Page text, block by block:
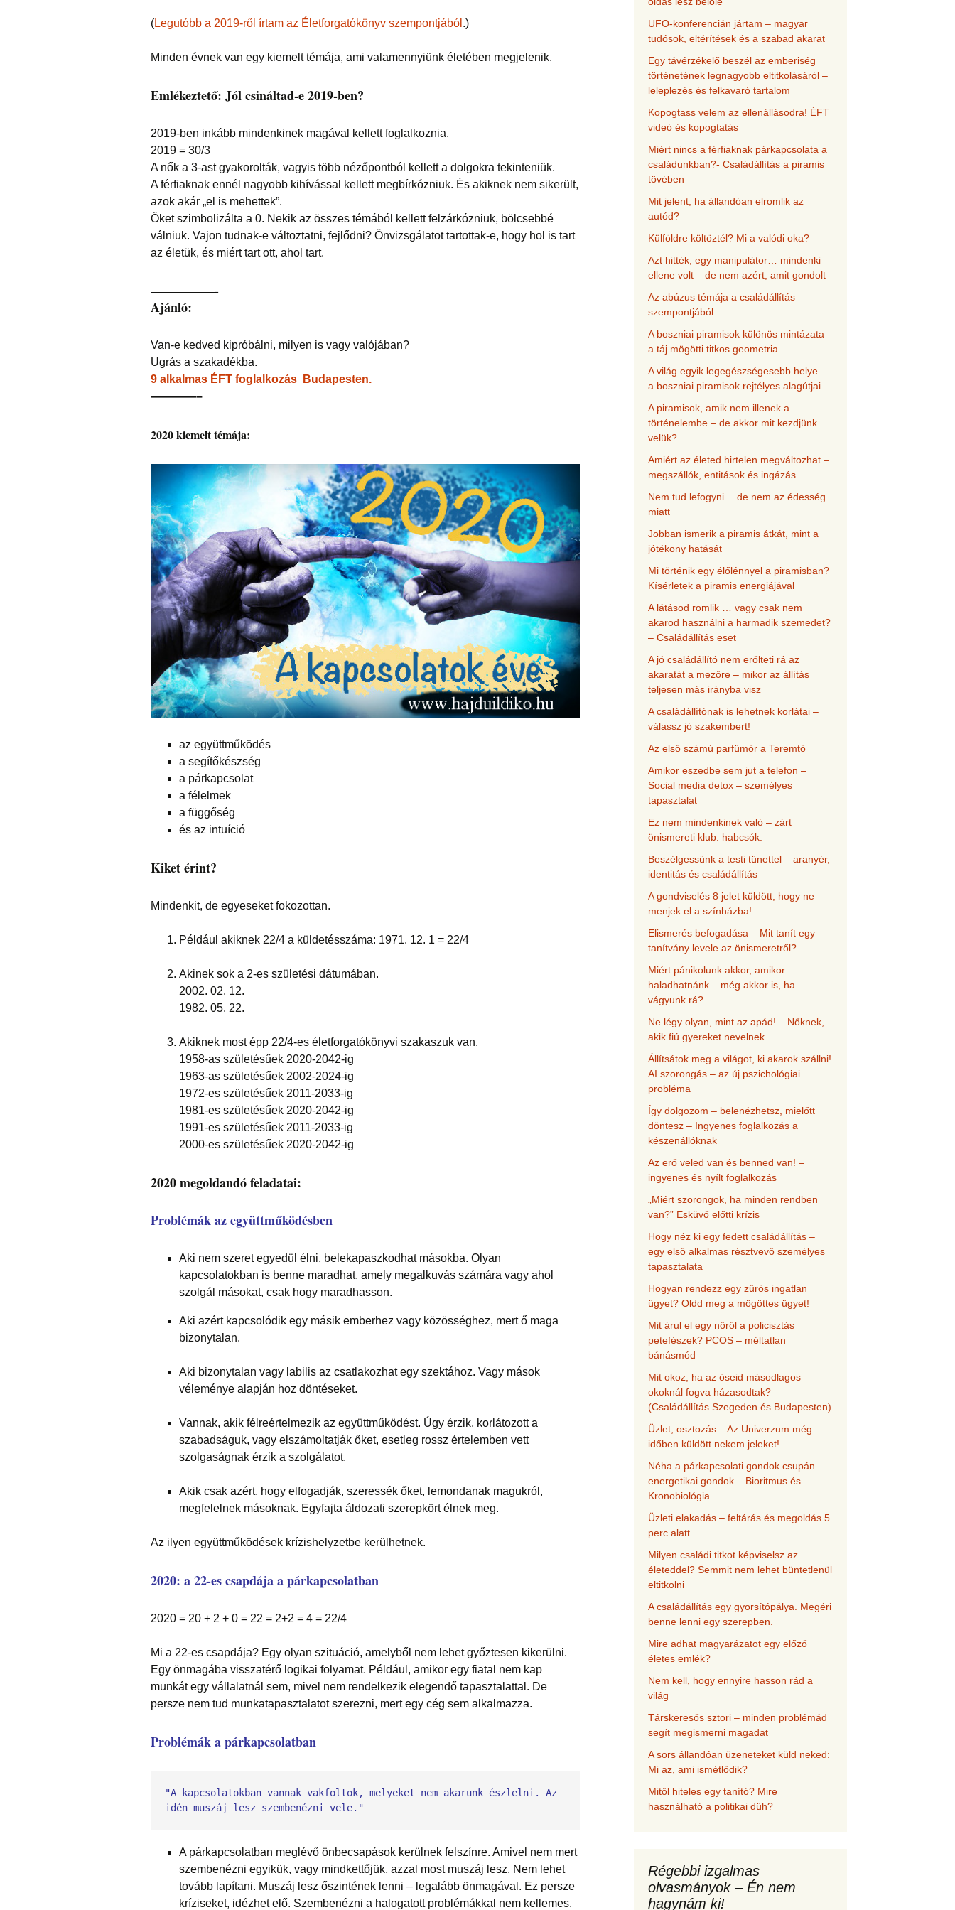
(Legutóbb a 2019-ről írtam az Életforgatókönyv szempontjából .)
Minden évnek van egy kiemelt témája, ami valamennyiünk életében megjelenik.
Emlékeztető: Jól csináltad-e 2019-ben?
2019-ben inkább mindenkinek magával kellett foglalkoznia.
2019 = 30/3
A nők a 3-ast gyakorolták, vagyis több nézőpontból kellett a dolgokra tekinteniük.
A férfiaknak ennél nagyobb kihívással kellett megbírkózniuk. És akiknek nem sikerült,
azok akár „el is mehettek”.
Őket szimbolizálta a 0. Nekik az összes témából kellett felzárkózniuk, bölcsebbé
válniuk. Vajon tudnak-e változtatni, fejlődni? Önvizsgálatot tartottak-e, hogy hol is tart
az életük, és miért tart ott, ahol tart.
—————-
Ajánló:
Van-e kedved kipróbálni, milyen is vagy valójában?
Ugrás a szakadékba.
9 alkalmas ÉFT foglalkozás Budapesten.
————–
2020 kiemelt témája:
az együttműködés
a segítőkészség
a párkapcsolat
a félelmek
a függőség
és az intuíció
Kiket érint?
Mindenkit, de egyeseket fokozottan.
Például akiknek 22/4 a küldetésszáma: 1971. 12. 1 = 22/4
Akinek sok a 2-es születési dátumában.
2002. 02. 12.
1982. 05. 22.
Akiknek most épp 22/4-es életforgatókönyvi szakaszuk van.
1958-as születésűek 2020-2042-ig
1963-as születésűek 2002-2024-ig
1972-es születésűek 2011-2033-ig
1981-es születésűek 2020-2042-ig
1991-es születésűek 2011-2033-ig
2000-es születésűek 2020-2042-ig
2020 megoldandó feladatai:
Problémák az együttműködésben
Aki nem szeret egyedül élni, belekapaszkodhat másokba. Olyan
kapcsolatokban is benne maradhat, amely megalkuvás számára vagy ahol
szolgál másokat, csak hogy maradhasson.
Aki azért kapcsolódik egy másik emberhez vagy közösséghez, mert ő maga
bizonytalan.
Aki bizonytalan vagy labilis az csatlakozhat egy szektához. Vagy mások
véleménye alapján hoz döntéseket.
Vannak, akik félreértelmezik az együttműködést. Úgy érzik, korlátozott a
szabadságuk, vagy elszámoltatják őket, esetleg rossz értelemben vett
szolgaságnak érzik a szolgálatot.
Akik csak azért, hogy elfogadják, szeressék őket, lemondanak magukról,
megfelelnek másoknak. Egyfajta áldozati szerepkört élnek meg.
Az ilyen együttműködések krízishelyzetbe kerülhetnek.
2020: a 22-es csapdája apárkapcsolatban
2020 = 20 + 2 + 0 = 22 = 2+2 = 4 = 22/4
Mi a 22-es csapdája? Egy olyan szituáció, amelyből nem lehet győztesen kikerülni.
Egy önmagába visszatérő logikai folyamat. Például, amikor egy fiatal nem kap
munkát egy vállalatnál sem, mivel nem rendelkezik elegendő tapasztalattal. De
persze nem tud munkatapasztalatot szerezni, mert egy cég sem alkalmazza.
Problémák a párkapcsolatban
"A kapcsolatokban vannak vakfoltok, melyeket nem akarunk észlelni. Az
idén muszáj lesz szembenézni vele."
A párkapcsolatban meglévő önbecsapások kerülnek felszínre. Amivel nem mert
szembenézni egyikük, vagy mindkettőjük, azzal most muszáj lesz. Nem lehet
tovább lapítani. Muszáj lesz őszintének lenni – legalább önmagával. Ez persze
kríziseket, idézhet elő. Szembenézni a halogatott problémákkal nem kellemes.
UFO-konferencián jártam – magyar
tudósok, eltérítések és a szabad akarat
Egy távérzékelő beszél az emberiség
történetének legnagyobb eltitkolásáról –
leleplezés és felkavaró tartalom
Kopogtass velem az ellenállásodra! ÉFT
videó és kopogtatás
Miért nincs a férfiaknak párkapcsolata a
családunkban?- Családállítás a piramis
tövében
Mit jelent, ha állandóan elromlik az
autód?
Külföldre költöztél? Mi a valódi oka?
Azt hitték, egy manipulátor… mindenki
ellene volt – de nem azért, amit gondolt
Az abúzus témája a családállítás
szempontjából
A boszniai piramisok különös mintázata –
a táj mögötti titkos geometria
A világ egyik legegészségesebb helye –
a boszniai piramisok rejtélyes alagútjai
A piramisok, amik nem illenek a
történelembe – de akkor mit kezdjünk
velük?
Amiért az életed hirtelen megváltozhat –
megszállók, entitások és ingázás
Nem tud lefogyni… de nem az édesség
miatt
Jobban ismerik a piramis átkát, mint a
jótékony hatását
Mi történik egy élőlénnyel a piramisban?
Kísérletek a piramis energiájával
A látásod romlik … vagy csak nem
akarod használni a harmadik szemedet?
– Családállítás eset
A jó családállító nem erőlteti rá az
akaratát a mezőre – mikor az állítás
teljesen más irányba visz
A családállítónak is lehetnek korlátai –
válassz jó szakembert!
Az első számú parfümőr a Teremtő
Amikor eszedbe sem jut a telefon –
Social media detox – személyes
tapasztalat
Ez nem mindenkinek való – zárt
önismereti klub: habcsók.
Beszélgessünk a testi tünettel – aranyér,
identitás és családállítás
A gondviselés 8 jelet küldött, hogy ne
menjek el a színházba!
Elismerés befogadása – Mit tanít egy
tanítvány levele az önismeretről?
Miért pánikolunk akkor, amikor
haladhatnánk – még akkor is, ha
vágyunk rá?
Ne légy olyan, mint az apád! – Nőknek,
akik fiú gyereket nevelnek.
Állítsátok meg a világot, ki akarok szállni!
AI szorongás – az új pszichológiai
probléma
Így dolgozom – belenézhetsz, mielőtt
döntesz – Ingyenes foglalkozás a
készenállóknak
Az erő veled van és benned van! –
ingyenes és nyílt foglalkozás
„Miért szorongok, ha minden rendben
van?” Esküvő előtti krízis
Hogy néz ki egy fedett családállítás –
egy első alkalmas résztvevő személyes
tapasztalata
Hogyan rendezz egy zűrös ingatlan
ügyet? Oldd meg a mögöttes ügyet!
Mit árul el egy nőről a policisztás
petefészek? PCOS – méltatlan
bánásmód
Mit okoz, ha az őseid másodlagos
okoknál fogva házasodtak?
(Családállítás Szegeden és Budapesten)
Üzlet, osztozás – Az Univerzum még
időben küldött nekem jeleket!
Néha a párkapcsolati gondok csupán
energetikai gondok – Bioritmus és
Kronobiológia
Üzleti elakadás – feltárás és megoldás 5
perc alatt
Milyen családi titkot képviselsz az
életeddel? Semmit nem lehet büntetlenül
eltitkolni
A családállítás egy gyorsítópálya. Megéri
benne lenni egy szerepben.
Mire adhat magyarázatot egy előző
életes emlék?
Nem kell, hogy ennyire hasson rád a
világ
Társkeresős sztori – minden problémád
segít megismerni magadat
A sors állandóan üzeneteket küld neked:
Mi az, ami ismétlődik?
Mitől hiteles egy tanító? Mire
használható a politikai düh?
Régebbi izgalmas
olvasmányok – Én nem
hagynám ki!